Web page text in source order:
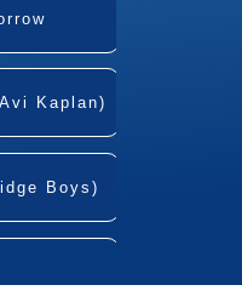
Kaplan)
Boys)